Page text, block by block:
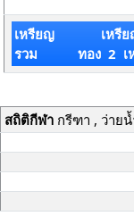
เหรียญ
รวม
เหรี
ทอง 2 เ
สถิติกีฬากรีฑา , ว่ายน้